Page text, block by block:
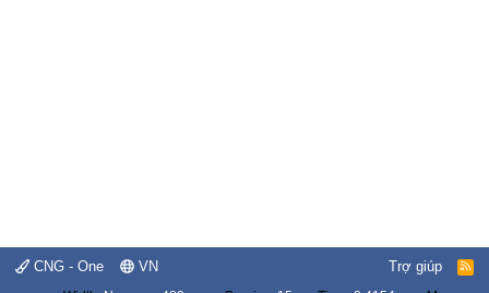
CNG - One VN Trợ giúp
R